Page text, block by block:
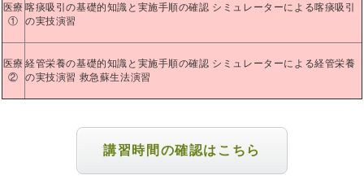
医療
①
喀痰吸引の基礎的知識と実施手順の確認 シミュレーターによる喀痰吸引
の実技演習
医療
②
経管栄養の基礎的知識と実施手順の確認 シミュレーターによる経管栄養
の実技演習 救急蘇生法演習
講習時間の確認はこちら